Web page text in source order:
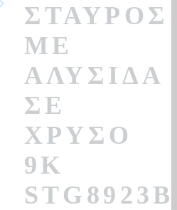
ΣΤΑΥΡΌΣ
ΜΕ
ΑΛΥΣΊΔΑ
ΣΕ
ΧΡΥΣΌ
9Κ
STG8923B